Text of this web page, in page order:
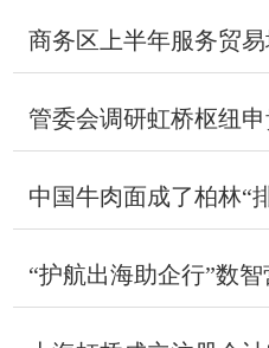
商务区上半年服务贸易
“护航出海助企行”数